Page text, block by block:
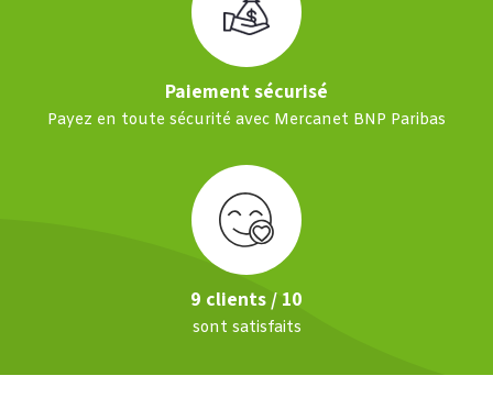
Paiement sécurisé
Payez en toute sécurité avec Mercanet BNP Paribas
9 clients / 10
sont satisfaits